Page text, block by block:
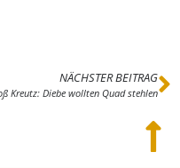
NÄCHSTER BEITRAG
Kreutz: Diebe wollten Quad stehlen